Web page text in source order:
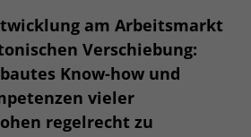
am Arbeitsmarkt
Verschiebung:
Know-how und
vieler
regelrecht zu